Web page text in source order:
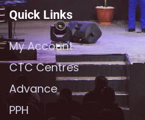
Quick Links
My Account
CTC Centres
Advance
PPH